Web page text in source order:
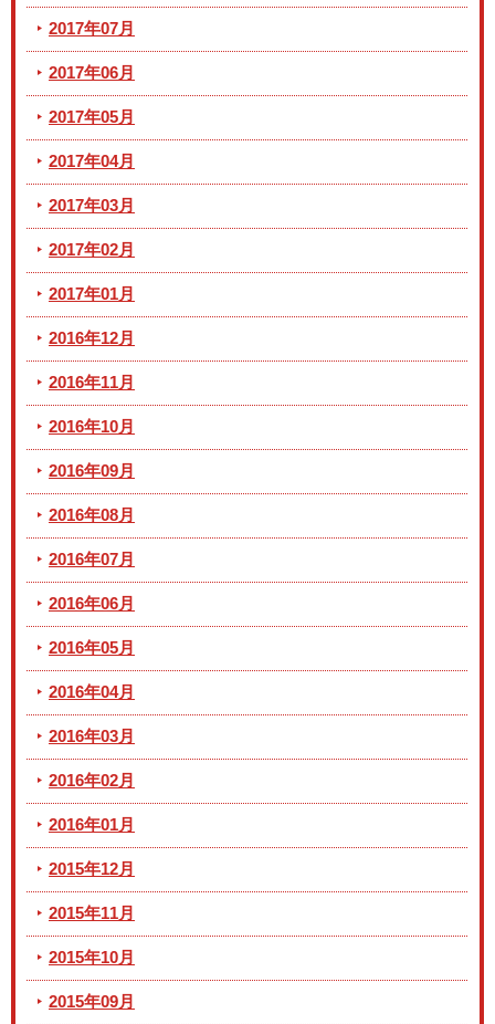
2017年07月
2017年06月
2017年05月
2017年04月
2017年03月
2017年02月
2017年01月
2016年12月
2016年11月
2016年10月
2016年09月
2016年08月
2016年07月
2016年06月
2016年05月
2016年04月
2016年03月
2016年02月
2016年01月
2015年12月
2015年11月
2015年10月
2015年09月